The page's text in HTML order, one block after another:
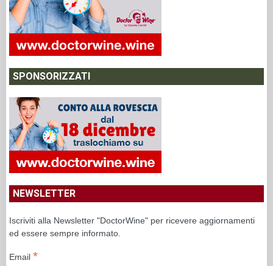
SPONSORIZZATI
NEWSLETTER
Iscriviti alla Newsletter "DoctorWine" per ricevere aggiornamenti
ed essere sempre informato.
Email *